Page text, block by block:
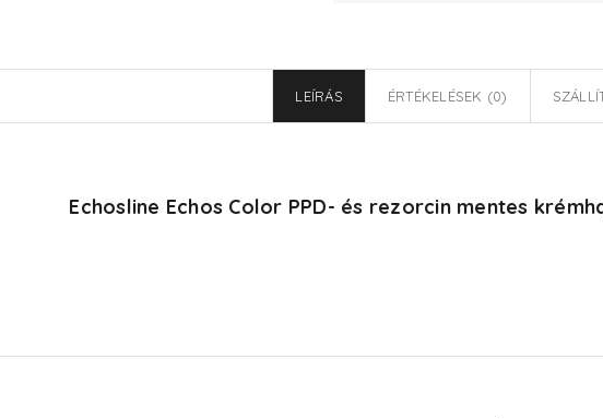
LEÍRÁS ÉRTÉKELÉSEK (0)
Echosline Echos Color PPD- és rezorcin mentes